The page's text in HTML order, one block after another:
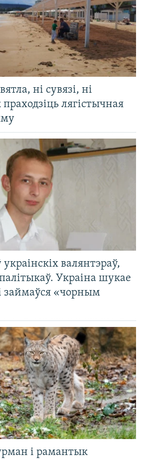
ні сувязі, ні
лягістычная
валянтэраў,
Украіна шукае
займаўся «чорным
і рамантык